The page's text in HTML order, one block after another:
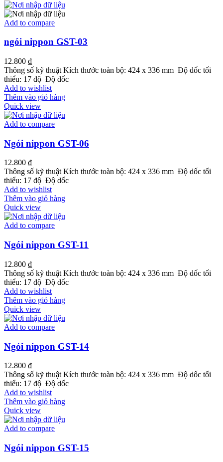
Add to compare
ngói nippon GST-03
12.800 ₫
Thông số kỹ thuật Kích thước toàn bộ: 424 x 336 mm Độ dốc tối
thiểu: 17 độ Độ dốc
Add to wishlist
Thêm vào giỏ hàng
Quick view
Add to compare
Ngói nippon GST-06
12.800 ₫
Thông số kỹ thuật Kích thước toàn bộ: 424 x 336 mm Độ dốc tối
thiểu: 17 độ Độ dốc
Add to wishlist
Thêm vào giỏ hàng
Quick view
Add to compare
Ngói nippon GST-11
12.800 ₫
Thông số kỹ thuật Kích thước toàn bộ: 424 x 336 mm Độ dốc tối
thiểu: 17 độ Độ dốc
Add to wishlist
Thêm vào giỏ hàng
Quick view
Add to compare
Ngói nippon GST-14
12.800 ₫
Thông số kỹ thuật Kích thước toàn bộ: 424 x 336 mm Độ dốc tối
thiểu: 17 độ Độ dốc
Add to wishlist
Thêm vào giỏ hàng
Quick view
Add to compare
Ngói nippon GST-15